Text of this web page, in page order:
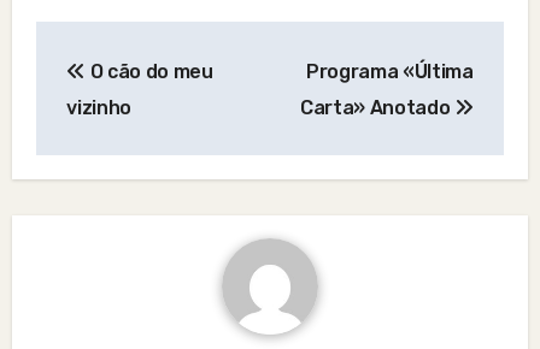
navigation
O cão do meu
vizinho
Programa «Última
Carta» Anotado